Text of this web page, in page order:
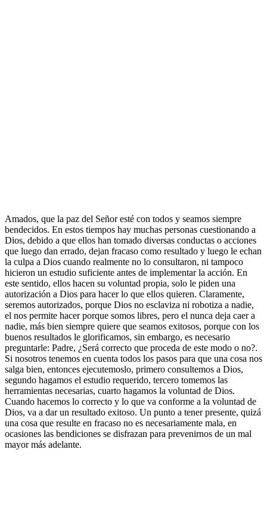
Amados, que la paz del Señor esté con todos y seamos siempre
bendecidos. En estos tiempos hay muchas personas cuestionando a
Dios, debido a que ellos han tomado diversas conductas o acciones
que luego dan errado, dejan fracaso como resultado y luego le echan
la culpa a Dios cuando realmente no lo consultaron, ni tampoco
hicieron un estudio suficiente antes de implementar la acción. En
este sentido, ellos hacen su voluntad propia, solo le piden una
autorización a Dios para hacer lo que ellos quieren. Claramente,
seremos autorizados, porque Dios no esclaviza ni robotiza a nadie,
el nos permite hacer porque somos libres, pero el nunca deja caer a
nadie, más bien siempre quiere que seamos exitosos, porque con los
buenos resultados le glorificamos, sin embargo, es necesario
preguntarle: Padre, ¿Será correcto que proceda de este modo o no?.
Si nosotros tenemos en cuenta todos los pasos para que una cosa nos
salga bien, entonces ejecutemoslo, primero consultemos a Dios,
segundo hagamos el estudio requerido, tercero tomemos las
herramientas necesarias, cuarto hagamos la voluntad de Dios.
Cuando hacemos lo correcto y lo que va conforme a la voluntad de
Dios, va a dar un resultado exitoso. Un punto a tener presente, quizá
una cosa que resulte en fracaso no es necesariamente mala, en
ocasiones las bendiciones se disfrazan para prevenirnos de un mal
mayor más adelante.